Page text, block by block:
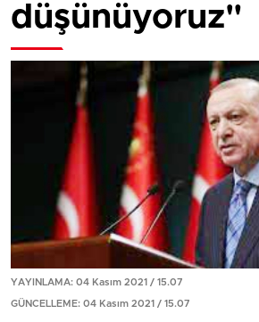
düşünüyoruz"
YAYINLAMA: 04 Kasım 2021 / 15.07
GÜNCELLEME: 04 Kasım 2021 / 15.07